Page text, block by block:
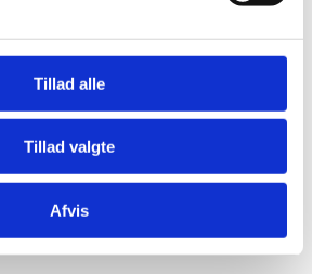
Tillad alle
Tillad valgte
Afvis